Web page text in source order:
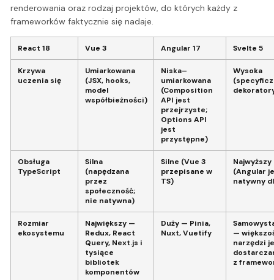
renderowania oraz rodzaj projektów, do których każdy z
frameworków faktycznie się nadaje.
React 18 Vue 3 Angular 17 Svelte 5
Krzywa
uczenia się
Umiarkowana
(JSX, hooks,
model
współbieżności)
Niska–
umiarkowana
(Composition
API jest
przejrzyste;
Options API
jest
przystępne)
Wysoka
Obsługa
TypeScript
Silna
(napędzana
przez
społeczność;
nie natywna)
Silne (Vue 3
przepisane w
TS)
Najwyższy
(Angular
natywny
Rozmiar
ekosystemu
Największy —
Redux, React
Query, Next.js i
tysiące
bibliotek
komponentów
Duży — Pinia,
Nuxt, Vuetify
—
narzędzi
z